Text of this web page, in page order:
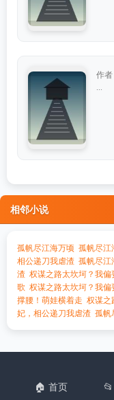
作者
相邻小说
孤帆尽江海万顷 孤帆尽江
相公递刀我虐渣 孤帆尽江
渣 权谋之路太坎坷？我偏
歌 权谋之路太坎坷？我偏
撑腰！萌娃横着走 权谋之
妃，相公递刀我虐渣 孤帆
🏠 首页